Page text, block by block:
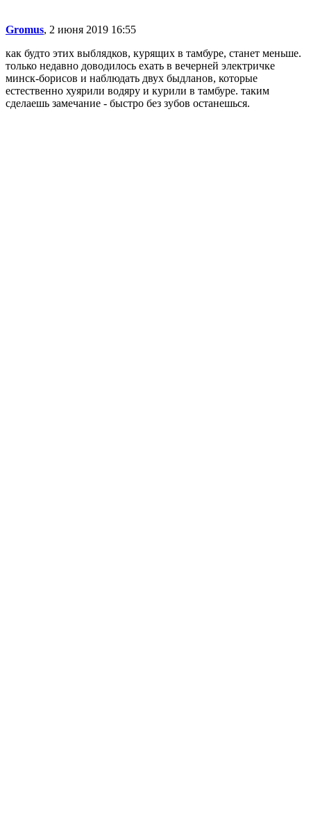
Gromus, 2 июня 2019 16:55
как будто этих выблядков, курящих в тамбуре, станет меньше.
только недавно доводилось ехать в вечерней электричке
минск-борисов и наблюдать двух быдланов, которые
естественно хуярили водяру и курили в тамбуре. таким
сделаешь замечание - быстро без зубов останешься.